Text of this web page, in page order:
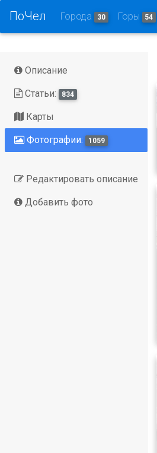
ПоЧел Города 30 Горы 54
Описание
Статьи: 834
Карты
Фотографии: 1059
Редактировать описание
Добавить фото